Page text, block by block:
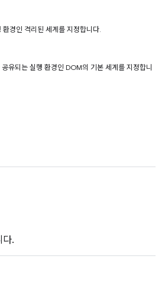
경인 격리된 세계를 지정합니다.
유되는 실행 환경인 DOM의 기본 세계를 지정합니
다.